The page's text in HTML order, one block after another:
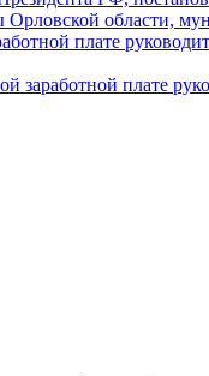
области,
плате
заработной плате